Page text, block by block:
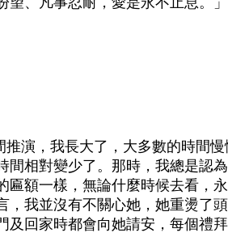
推演，我長大了，大多數的時間
間相對變少了。那時，我總是認
匾額一樣，無論什麼時候去看，
，我並沒有不關心她，她重燙了
及回家時都會向她請安，每個禮